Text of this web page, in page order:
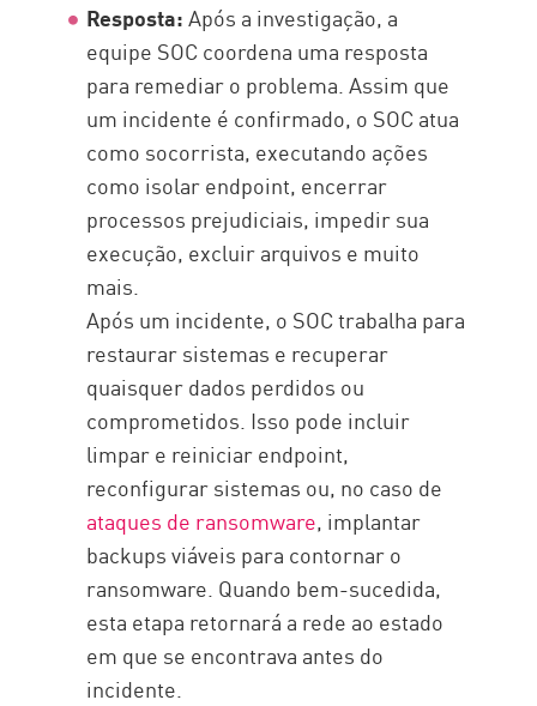
Resposta:Após a investigação, a
equipe SOC coordena uma resposta
para remediar o problema. Assim que
um incidente é confirmado, o SOC atua
como socorrista, executando ações
como isolar endpoint, encerrar
processos prejudiciais, impedir sua
execução, excluir arquivos e muito
mais.
Após um incidente, o SOC trabalha para
restaurar sistemas e recuperar
quaisquer dados perdidos ou
comprometidos. Isso pode incluir
limpar e reiniciar endpoint,
reconfigurar sistemas ou, no caso de
ataques de ransomware, implantar
backups viáveis para contornar o
ransomware. Quando bem-sucedida,
esta etapa retornará a rede ao estado
em que se encontrava antes do
incidente.